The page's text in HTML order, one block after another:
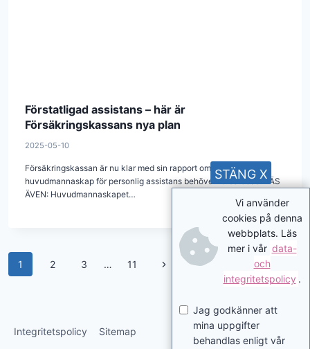
Förstatligad assistans – här är
Försäkringskassans nya plan
2025-05-10
Försäkringskassan är nu klar med sin rapport om hur ett statligt
huvudmannaskap för personlig assistans behöver förberedas. LÄS
ÄVEN: Huvudmannaskapet…
Page
1 2 3 … 11
Next
Integritetspolicy Sitemap
Vi använder
cookies på denna
webbplats. Läs
mer i vår data-
och
integritetspolicy .
Jag godkänner att
mina uppgifter
behandlas enligt vår
STÄNG X